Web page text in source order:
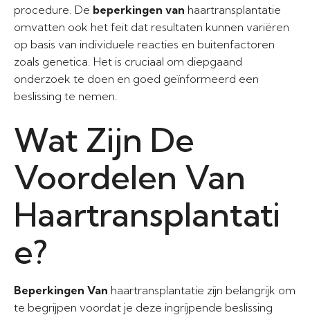
procedure. De beperkingen van haartransplantatie
omvatten ook het feit dat resultaten kunnen variëren
op basis van individuele reacties en buitenfactoren
zoals genetica. Het is cruciaal om diepgaand
onderzoek te doen en goed geïnformeerd een
beslissing te nemen.
Wat Zijn De
Voordelen Van
Haartransplantati
e?
Beperkingen Van haartransplantatie zijn belangrijk om
te begrijpen voordat je deze ingrijpende beslissing